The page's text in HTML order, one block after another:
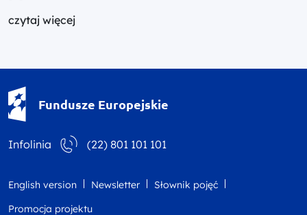
czytaj więcej
Fundusze Europejskie
Infolinia (22) 801 101 101
English version Newsletter
Słownik pojęć
Promocja projektu